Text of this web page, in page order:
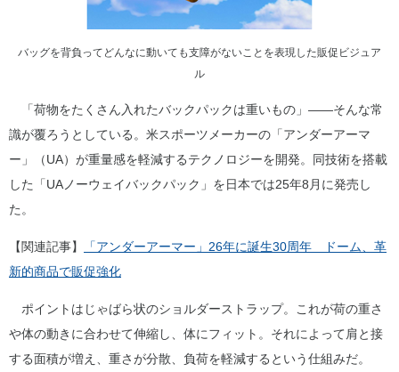
バッグを背負ってどんなに動いても支障がないことを表現した販促ビジュア
ル
「荷物をたくさん入れたバックパックは重いもの」――そんな常
識が覆ろうとしている。米スポーツメーカーの「アンダーアーマ
ー」（UA）が重量感を軽減するテクノロジーを開発。同技術を搭載
した「UAノーウェイバックパック」を日本では25年8月に発売し
た。
【関連記事】
「アンダーアーマー」26年に誕生30周年 ドーム、革
新的商品で販促強化
ポイントはじゃばら状のショルダーストラップ。これが荷の重さ
や体の動きに合わせて伸縮し、体にフィット。それによって肩と接
する面積が増え、重さが分散、負荷を軽減するという仕組みだ。